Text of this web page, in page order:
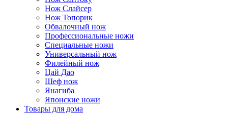
Нож Слайсер
Нож Топорик
Обвалочный нож
Профессиональные ножи
Специальные ножи
Универсальный нож
Филейный нож
Цай Дао
Шеф нож
Янагиба
Японские ножи
Товары для дома